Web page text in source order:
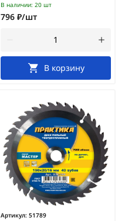
В наличии: 20 шт
796 ₽/шт
В корзину
Артикул: 51789